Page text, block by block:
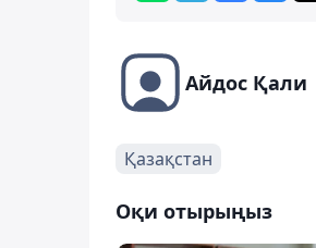
Айдос Қали
Қазақстан
Оқи отырыңыз